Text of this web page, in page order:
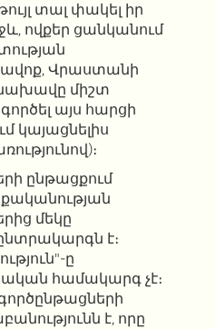
տալ փակել իր
ովքեր ցանկանում
Վրաստանի
միշտ
այս հարցի
կայացնելիս
ընթացքում
մեկը
է։
ը
համակարգ չէ։
է, որը